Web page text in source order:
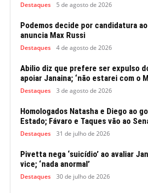
Destaques 5 de agosto de 2026
Podemos decide por candidatura
anuncia Max Russi
Destaques 4 de agosto de 2026
Abilio diz que prefere ser expulso
apoiar Janaina; ‘não estarei com o
Destaques 3 de agosto de 2026
Homologados Natasha e Diego ao
Estado; Fávaro e Taques vão ao
Destaques 31 de julho de 2026
Pivetta nega ‘suicídio’ ao avaliar
vice; ‘nada anormal’
Destaques 30 de julho de 2026